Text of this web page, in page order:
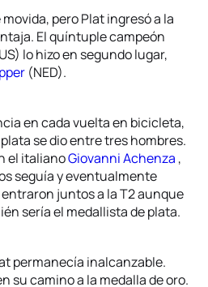
pero Plat ingresó a la
El quíntuple campeón
lo hizo en segundo lugar,
(NED).
en cada vuelta en bicicleta,
se dio entre tres hombres.
el italianoGiovanni Achenza ,
seguía y eventualmente
juntos a la T2 aunque
sería el medallista de plata.
permanecía inalcanzable.
su camino a la medalla de oro.